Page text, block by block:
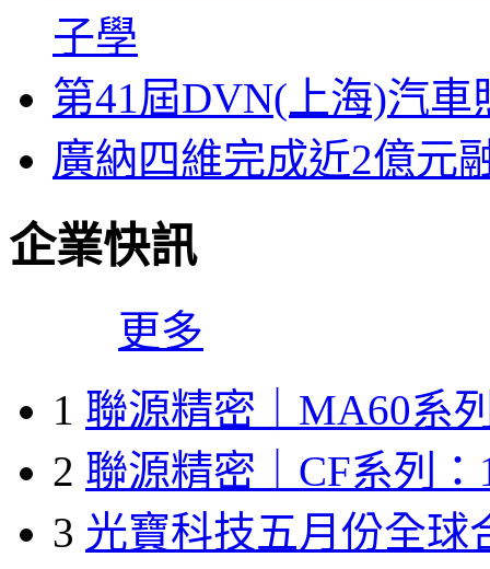
子學
第41屆DVN(上海)汽
廣納四維完成近2億元
企業快訊
更多
1 聯源精密｜MA60系
2 聯源精密｜CF系列：
3 光寶科技五月份全球